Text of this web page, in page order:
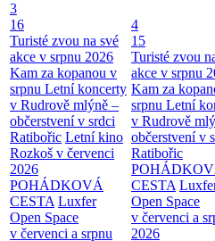
3
16
Turisté zvou na své
akce v srpnu 2026
Kam za kopanou v
srpnu Letní koncerty
v Rudrově mlýně –
občerstvení v srdci
Ratibořic Letní kino
Rozkoš v červenci
2026
POHÁDKOVÁ
CESTA Luxfer
Open Space
v červenci a srpnu
4
15
Turisté zvou
akce v srpnu
Kam za
srpnu Letní
v Rudrově
občerstvení v
Ratibořic
CESTA
Open Space
v červenci a
2026